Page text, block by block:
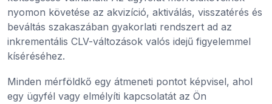
nyomon követése az akvizíció, aktiválás, visszatérés és
beváltás szakaszában gyakorlati rendszert ad az
inkrementális CLV-változások valós idejű figyelemmel
kíséréséhez.
Minden mérföldkő egy átmeneti pontot képvisel, ahol
egy ügyfél vagy elmélyíti kapcsolatát az Ön